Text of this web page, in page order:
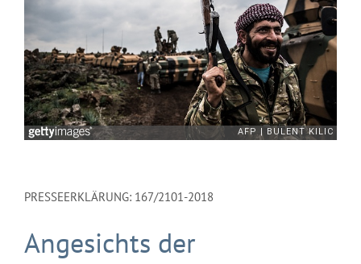
PRESSEERKLÄRUNG: 167/2101-2018
Angesichts der